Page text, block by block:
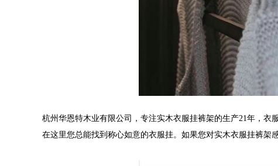
杭州华恩特木业有限公司，专注实木衣服挂裤架的生产21年，衣
在这里您总能找到称心如意的衣服挂。如果您对实木衣服挂裤架